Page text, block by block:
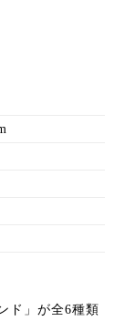
ド」が全6種類